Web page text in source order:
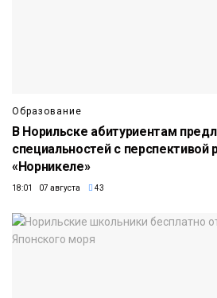
Образование
В Норильске абитуриентам
специальностей с перспективой
«Норникеле»
18:01 07 августа 43